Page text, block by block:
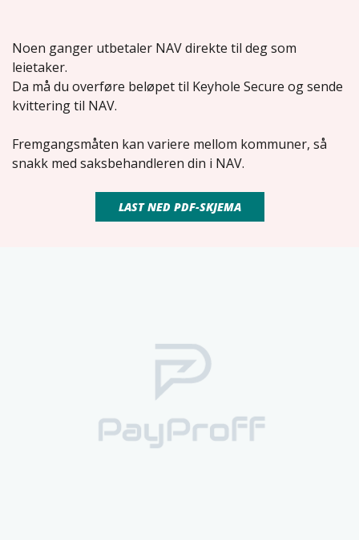
Noen ganger utbetaler NAV direkte til deg som
leietaker.
Da må du overføre beløpet til Keyhole Secure og sende
kvittering til NAV.
Fremgangsmåten kan variere mellom kommuner, så
snakk med saksbehandleren din i NAV.
LAST NED PDF-SKJEMA